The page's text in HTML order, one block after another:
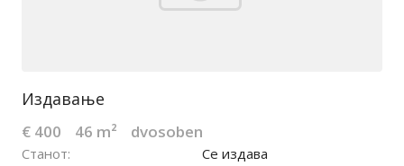
Издавање
€ 400 46 m² dvosoben
Станот
Се издава